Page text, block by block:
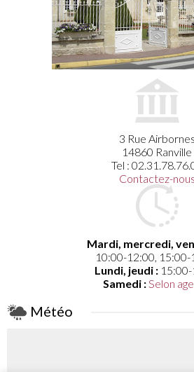
3 Rue Airbornes
14860 Ranville
Tel :
Contactez-nous
Mardi, mercredi,
10:00-12:00, 15:00-
Lundi, jeudi :15:00-
Samedi :Selon
Météo